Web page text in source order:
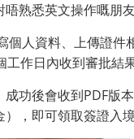
熟悉英文操作嘅朋友
人資料、上傳證件
作日內收到審批結果
功後會收到PDF版
，即可領取簽證入境